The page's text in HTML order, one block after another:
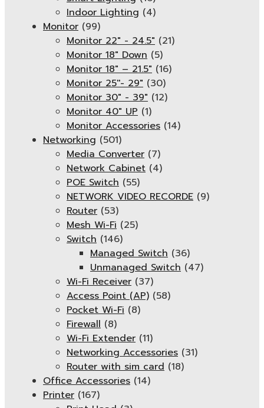
Indoor Lighting (4)
Monitor (99)
Monitor 22" - 24.5" (21)
Monitor 18" Down (5)
Monitor 18″ – 21.5″ (16)
Monitor 25''- 29" (30)
Monitor 30" - 39" (12)
Monitor 40" UP (1)
Monitor Accessories (14)
Networking (501)
Media Converter (7)
Network Cabinet (4)
POE Switch (55)
NETWORK VIDEO RECORDE (9)
Router (53)
Mesh Wi-Fi (25)
Switch (146)
Managed Switch (36)
Unmanaged Switch (47)
Wi-Fi Receiver (37)
Access Point (AP) (58)
Pocket Wi-Fi (8)
Firewall (8)
Wi-Fi Extender (11)
Networking Accessories (31)
Router with sim card (18)
Office Accessories (14)
Printer (167)